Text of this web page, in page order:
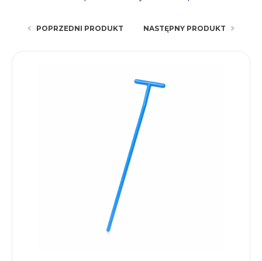
POPRZEDNI PRODUKT NASTĘPNY PRODUKT